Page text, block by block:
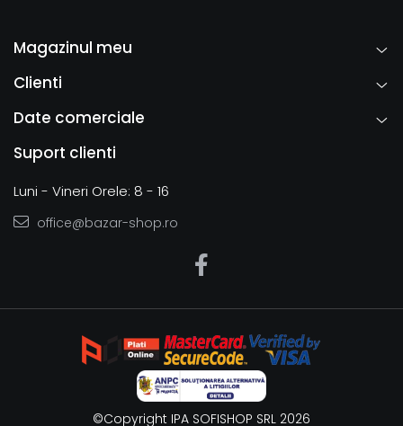
Magazinul meu
Clienti
Date comerciale
Suport clienti
Luni - Vineri Orele: 8 - 16
office@bazar-shop.ro
©Copyright IPA SOFISHOP SRL 2026